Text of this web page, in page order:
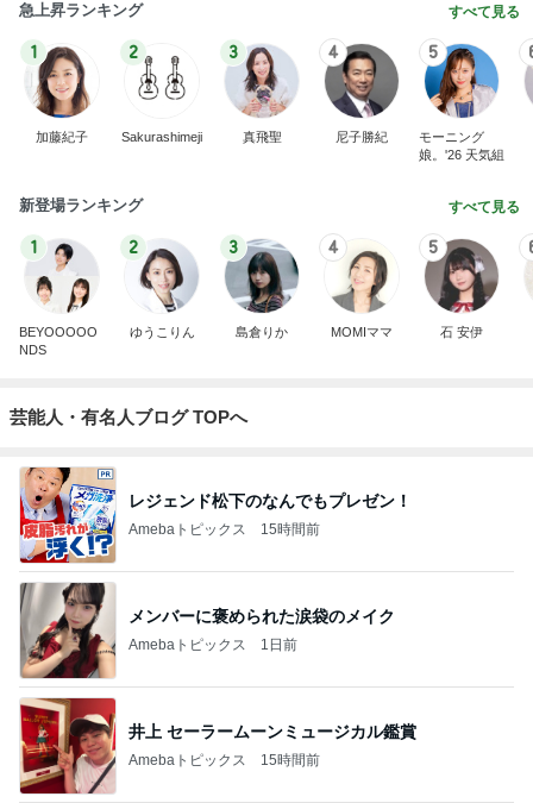
急上昇ランキング すべて見る
1
加藤紀子
2
Sakurashimeji
3
真飛聖
4
尼子勝紀
5
モーニング
娘。'26 天気組
新登場ランキング すべて見る
1
BEYOOOOO
NDS
2
ゆうこりん
3
島倉りか
4
MOMIママ
5
石 安伊
芸能人・有名人ブログ TOPへ
レジェンド松下のなんでもプレゼン！
Amebaトピックス 15時間前
メンバーに褒められた涙袋のメイク
Amebaトピックス 1日前
井上 セーラームーンミュージカル鑑賞
Amebaトピックス 15時間前